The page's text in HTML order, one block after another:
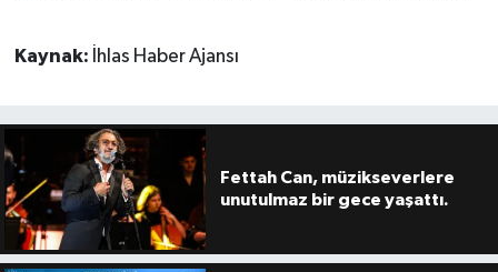
Kaynak: İhlas Haber Ajansı
Fettah Can, müzikseverlere
unutulmaz bir gece yaşattı.